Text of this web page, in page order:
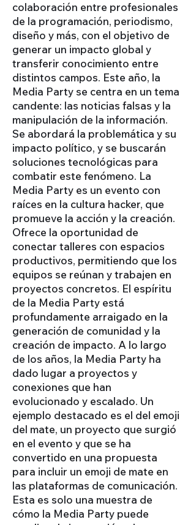
colaboración entre profesionales
de la programación, periodismo,
diseño y más, con el objetivo de
generar un impacto global y
transferir conocimiento entre
distintos campos. Este año, la
Media Party se centra en un tema
candente: las noticias falsas y la
manipulación de la información.
Se abordará la problemática y su
impacto político, y se buscarán
soluciones tecnológicas para
combatir este fenómeno. La
Media Party es un evento con
raíces en la cultura hacker, que
promueve la acción y la creación.
Ofrece la oportunidad de
conectar talleres con espacios
productivos, permitiendo que los
equipos se reúnan y trabajen en
proyectos concretos. El espíritu
de la Media Party está
profundamente arraigado en la
generación de comunidad y la
creación de impacto. A lo largo
de los años, la Media Party ha
dado lugar a proyectos y
conexiones que han
evolucionado y escalado. Un
ejemplo destacado es el del emoji
del mate, un proyecto que surgió
en el evento y que se ha
convertido en una propuesta
para incluir un emoji de mate en
las plataformas de comunicación.
Esta es solo una muestra de
cómo la Media Party puede